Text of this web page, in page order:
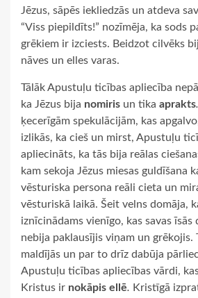
Jēzus, sāpēs iekliedzās un atdeva
“Viss piepildīts!” nozīmēja, ka sods
grēkiem ir izciests. Beidzot cilvēks
nāves un elles varas.
Tālāk Apustuļu ticības apliecība
ka Jēzus bija nomiris un tika aprakts.
ķecerīgām spekulācijām, kas
izlikās, ka cieš un mirst, Apustuļu
apliecināts, ka tās bija reālas
kam sekoja Jēzus miesas guldīšana
vēsturiska persona reāli cieta un
vēsturiskā laikā. Šeit velns domāja,
iznīcinādams vienīgo, kas savas īsās
nebija paklausījis viņam un grēkojis.
maldījās un par to drīz dabūja
Apustuļu ticības apliecības vārdi,
Kristus ir nokāpis ellē. Kristīgā